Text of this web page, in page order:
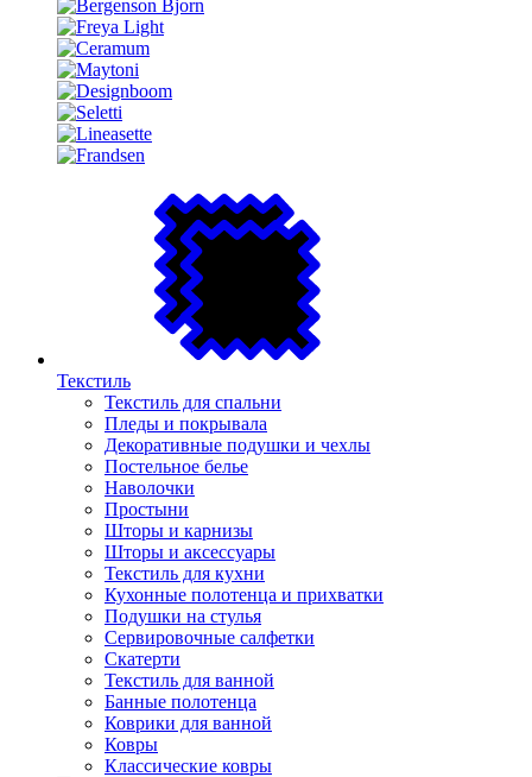
Текстиль
Текстиль для спальни
Пледы и покрывала
Декоративные подушки и чехлы
Постельное белье
Наволочки
Простыни
Шторы и карнизы
Шторы и аксессуары
Текстиль для кухни
Кухонные полотенца и прихватки
Подушки на стулья
Сервировочные салфетки
Скатерти
Текстиль для ванной
Банные полотенца
Коврики для ванной
Ковры
Классические ковры